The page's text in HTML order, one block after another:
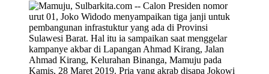
Mamuju, Sulbarkita.com -- Calon Presiden nomor
urut 01, Joko Widodo menyampaikan tiga janji untuk
pembangunan infrastuktur yang ada di Provinsi
Sulawesi Barat. Hal itu ia sampaikan saat menggelar
kampanye akbar di Lapangan Ahmad Kirang, Jalan
Ahmad Kirang, Kelurahan Binanga, Mamuju pada
Kamis, 28 Maret 2019. Pria yang akrab disapa Jokowi